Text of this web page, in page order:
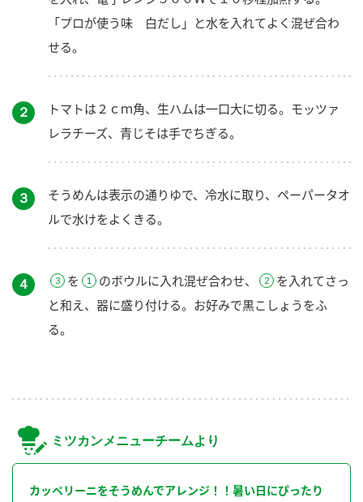
「プロが使う味 白だし」と水を入れてよく混ぜ合わ
せる。
２
トマトは２ｃｍ角、生ハムは一口大に切る。モッツァ
レラチーズ、青じそは手でちぎる。
３
そうめんは表示の通りゆで、冷水に取り、ペーパータオ
ルで水けをよくきる。
４ を のボウルに入れ混ぜ合わせ、
を入れてさっ
と和え、器に盛り付ける。お好みで黒こしょうをふ
る。
ミツカンメニューチームより
カッペリーニをそうめんでアレンジ！！暑い日にぴったり